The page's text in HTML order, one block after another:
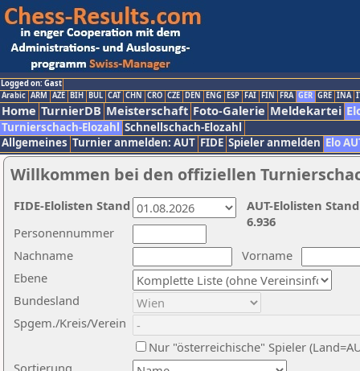
Logged on: Gast
Arabic ARM AZE BIH BUL CAT CHN CRO CZE DEN ENG ESP FAI FIN FRA GER GRE INA
Home TurnierDB Meisterschaft Foto-Galerie Meldekartei
Turnierschach-Elozahl Schnellschach-Elozahl
Allgemeines Turnier anmelden: AUT FIDE Spieler anmelden Elo
Willkommen bei den offiziellen
Nachname
Vorname
Ebene
Sortierung
Personennummer
Bundesland
Spgem./Kreis/Verein
Nur "österreichische" Spieler
AUT-Elolisten
6.936
FIDE-Elolisten Stand